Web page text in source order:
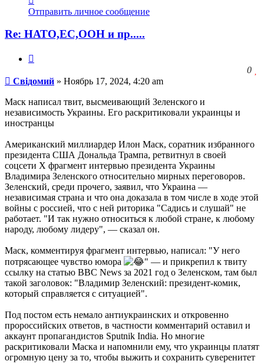
информация
пользователя
Свідомий
Отправить личное сообщение
Re: НАТО,ЕС,ООН и пр.....
0
Сообщение
Свідомий » Ноябрь 17, 2024, 4:20 am
Маск написал твит, высмеивающий Зеленского и
независимость Украины. Его раскритиковали украинцы и
иностранцы
Американский миллиардер Илон Маск, соратник избранного
президента США Дональда Трампа, ретвитнул в своей
соцсети X фрагмент интервью президента Украины
Владимира Зеленского относительно мирных переговоров.
Зеленский, среди прочего, заявил, что Украина —
независимая страна и что она доказала в том числе в ходе этой
войны с россией, что с ней риторика "Садись и слушай" не
работает. "И так нужно относиться к любой стране, к любому
народу, любому лидеру", — сказал он.
Маск, комментируя фрагмент интервью, написал: "У него
потрясающее чувство юмора
" — и прикрепил к твиту
ссылку на статью BBC News за 2021 год о Зеленском, там был
такой заголовок: "Владимир Зеленский: президент-комик,
который справляется с ситуацией".
Под постом есть немало антиукраинских и откровенно
пророссийских ответов, в частности комментарий оставил и
аккаунт пропагандистов Sputnik India. Но многие
раскритиковали Маска и напомнили ему, что украинцы платят
огромную цену за то, чтобы выжить и сохранить суверенитет